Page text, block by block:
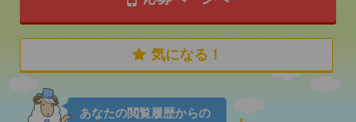
気になる！
あなたの閲覧履歴からの